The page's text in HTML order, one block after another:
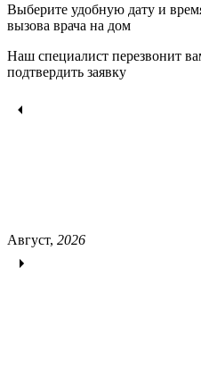
Выберите удобную дату и
вызова врача на дом
Наш специалист перезвонит
подтвердить заявку
Август, 2026